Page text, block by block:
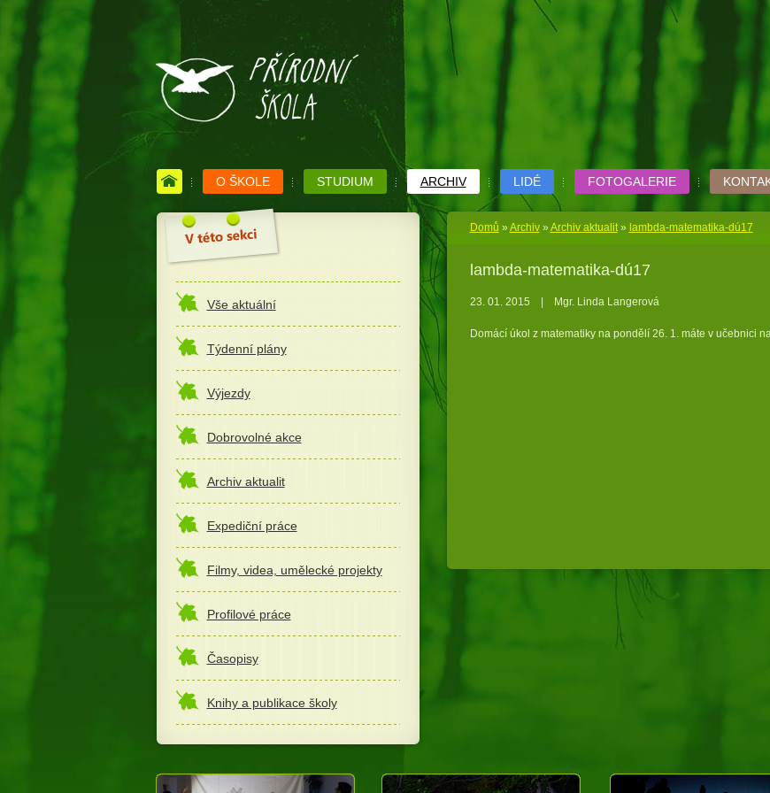
O ŠKOLE STUDIUM ARCHIV LIDÉ FOTOGALERIE
Vše aktuální
Týdenní plány
Výjezdy
Dobrovolné akce
Archiv aktualit
Expediční práce
Filmy, videa, umělecké projekty
Profilové práce
Časopisy
Knihy a publikace školy
Domů » Archiv» Archiv aktualit» lambda-matematika-dú17
lambda-matematika-dú17
23. 01. 2015 Mgr. Linda Langerová
Domácí úkol z matematiky na pondělí 26. 1. máte v učebnici